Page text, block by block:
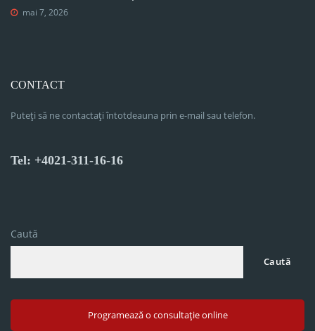
mai 7, 2026
CONTACT
Puteți să ne contactați întotdeauna prin e-mail sau telefon.
Tel: +4021-311-16-16
Caută
Caută
Programează o consultație online